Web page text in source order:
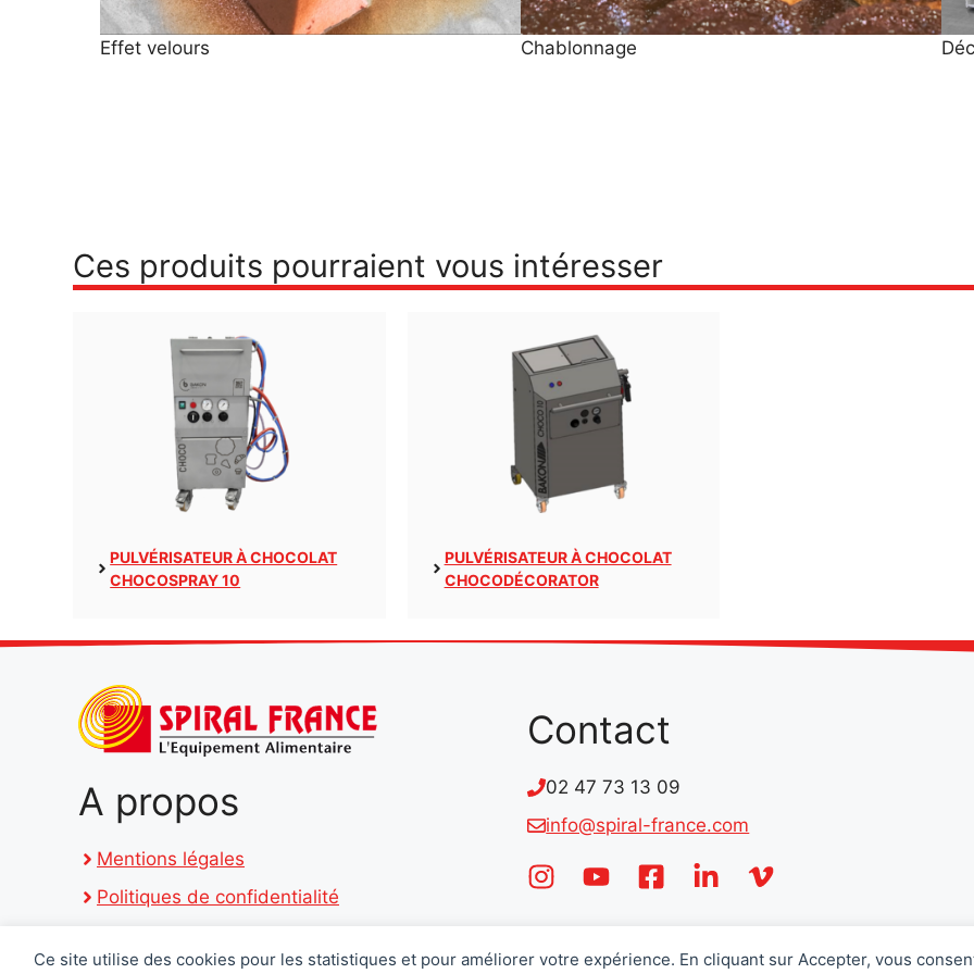
Ce site utilise des cookies pour les statistiques et pour améliorer votre expérience. En cliquant sur Accepter, vous
Effet velours Chablonnage
Ces produits pourraient vous intéresser
PULVÉRISATEUR À CHOCOLAT
CHOCOSPRAY 10
PULVÉRISATEUR À CHOCOLAT
CHOCODÉCORATOR
A propos
Mentions légales
Politiques de confidentialité
Contact
02 47 73 13 09
info@spiral-france.com